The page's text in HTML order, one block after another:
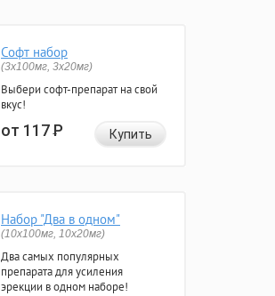
Софт набор
(3x100мг, 3x20мг)
Выбери софт-препарат на свой
вкус!
от 117Р Купить
Набор "Два в одном"
(10x100мг, 10x20мг)
Два самых популярных
препарата для усиления
эрекции в одном наборе!